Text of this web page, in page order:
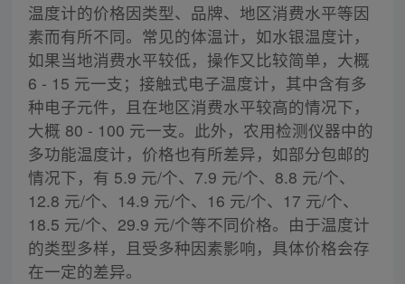
温度计的价格因类型、品牌、地区消费水平等因
素而有所不同。常见的体温计，如水银温度计，
如果当地消费水平较低，操作又比较简单，大概
6 - 15 元一支；接触式电子温度计，其中含有多
种电子元件，且在地区消费水平较高的情况下，
大概 80 - 100 元一支。此外，农用检测仪器中的
多功能温度计，价格也有所差异，如部分包邮的
情况下，有 5.9 元/个、7.9 元/个、8.8 元/个、
12.8 元/个、14.9 元/个、16 元/个、17 元/个、
18.5 元/个、29.9 元/个等不同价格。由于温度计
的类型多样，且受多种因素影响，具体价格会存
在一定的差异。